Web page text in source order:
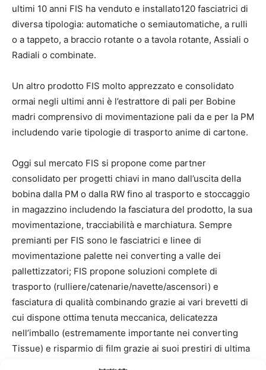
ultimi 10 anni FIS ha venduto e installato120 fasciatrici di
diversa tipologia: automatiche o semiautomatiche, a rulli
o a tappeto, a braccio rotante o a tavola rotante, Assiali o
Radiali o combinate.
Un altro prodotto FIS molto apprezzato e consolidato
ormai negli ultimi anni è l’estrattore di pali per Bobine
madri comprensivo di movimentazione pali da e per la PM
includendo varie tipologie di trasporto anime di cartone.
Oggi sul mercato FIS si propone come partner
consolidato per progetti chiavi in mano dall’uscita della
bobina dalla PM o dalla RW fino al trasporto e stoccaggio
in magazzino includendo la fasciatura del prodotto, la sua
movimentazione, tracciabilità e marchiatura. Sempre
premianti per FIS sono le fasciatrici e linee di
movimentazione palette nei converting a valle dei
pallettizzatori; FIS propone soluzioni complete di
trasporto (rulliere/catenarie/navette/ascensori) e
fasciatura di qualità combinando grazie ai vari brevetti di
cui dispone ottima tenuta meccanica, delicatezza
nell’imballo (estremamente importante nei converting
Tissue) e risparmio di film grazie ai suoi prestiri di ultima